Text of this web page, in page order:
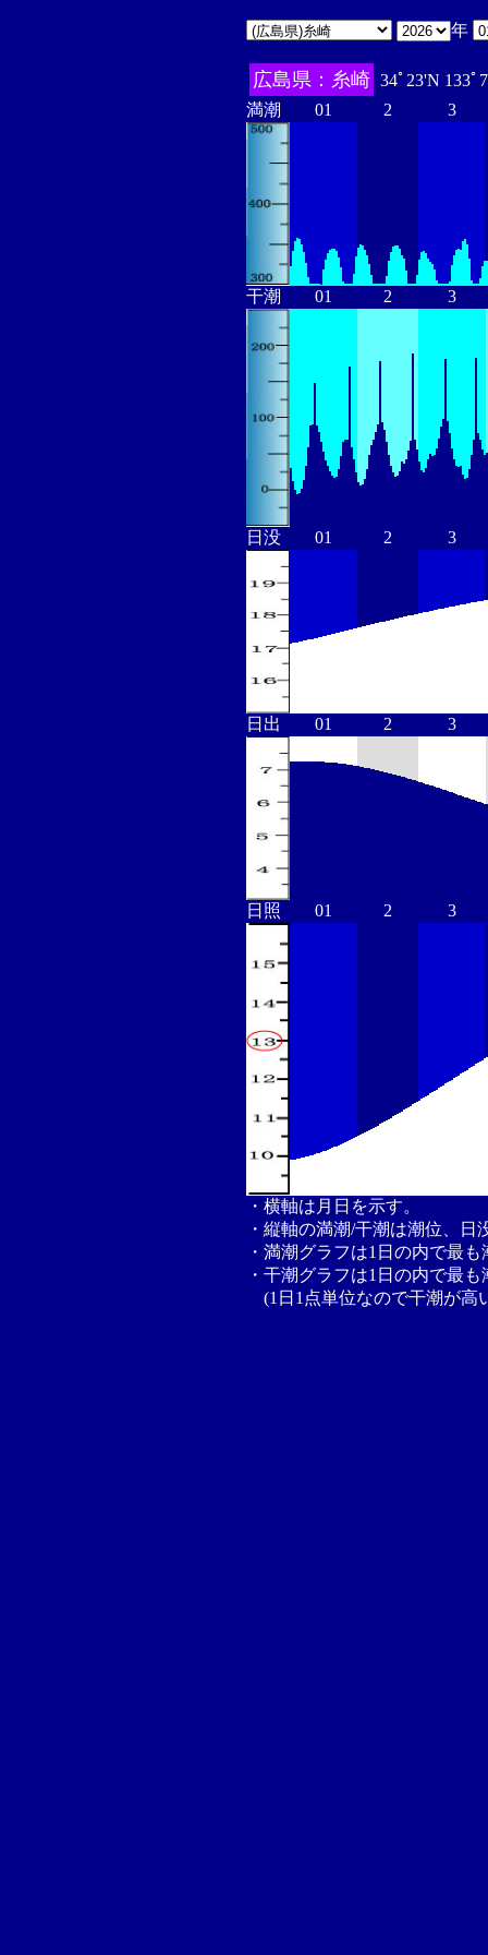
年
広島県：糸崎 34ﾟ23'N 133ﾟ
満潮
01 2 3
干潮 01 2 3
日没 01 2 3
日出 01 2 3
日照 01 2 3
・横軸は月日を示す。
・縦軸の満潮/干潮は潮位、
・満潮グラフは1日の内で最
・干潮グラフは1日の内で最
(1日1点単位なので干潮が高